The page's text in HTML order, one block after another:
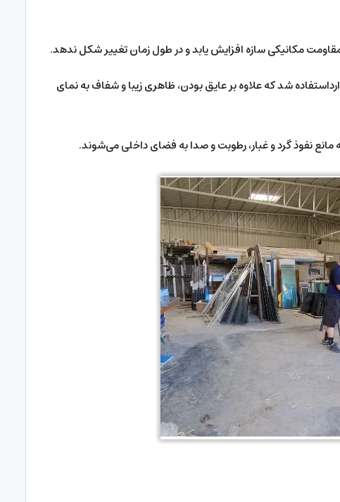
مکانیکی سازه افزایش یابد و در طول زمان تغییر شکل ندهد.
شد که علاوه بر عایق بودن، ظاهری زیبا و شفاف به نمای